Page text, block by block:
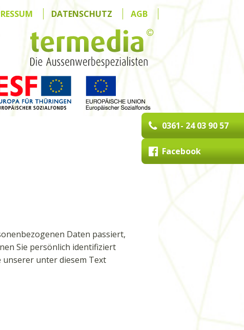
0361- 24 03 90 57
Facebook
DATENSCHUTZ AGB
Daten passiert,
Sie persönlich identifiziert
unter diesem Text